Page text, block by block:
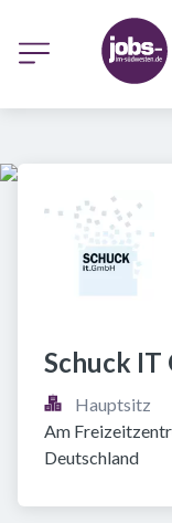
Schuck IT
Hauptsitz
Am
Deutschland